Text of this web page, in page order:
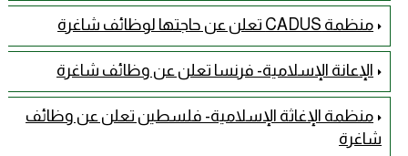
منظمة CADUS تعلن عن حاجتها لوظائف شاغرة
الإعانة الإسلامية- فرنسا تعلن عن وظائف شاغرة
منظمة الإغاثة الإسلامية- فلسطين تعلن عن وظائف
شاغرة